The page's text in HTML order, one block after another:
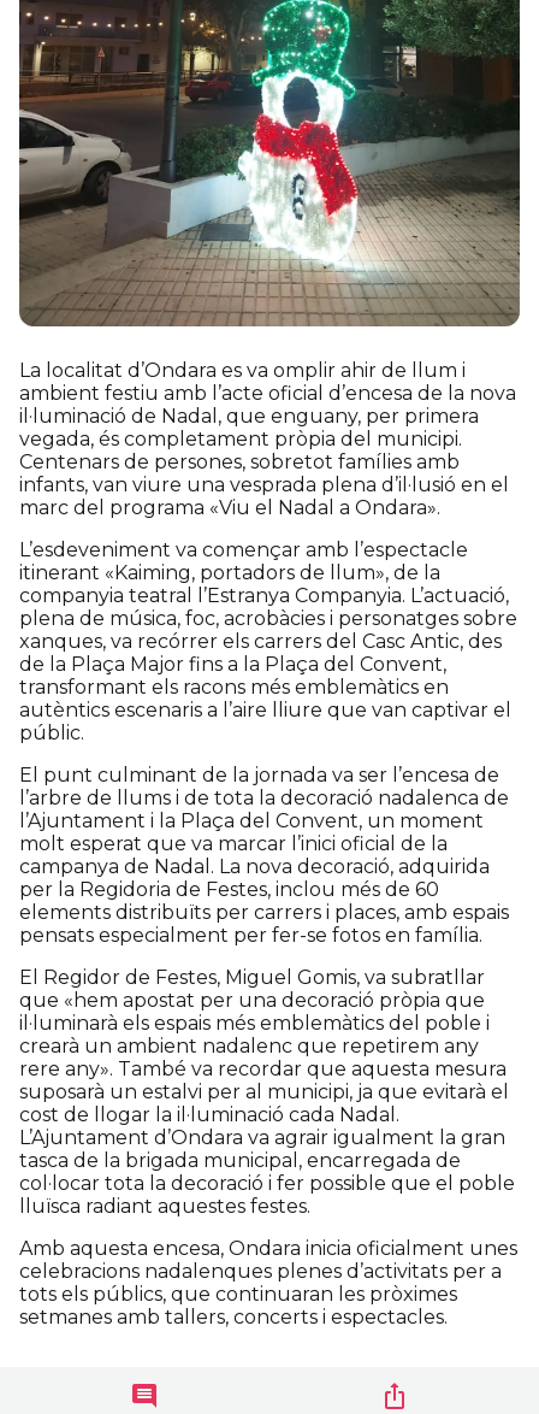
La localitat d’Ondara es va omplir ahir de llum i
ambient festiu amb l’acte oficial d’encesa de la nova
il·luminació de Nadal, que enguany, per primera
vegada, és completament pròpia del municipi.
Centenars de persones, sobretot famílies amb
infants, van viure una vesprada plena d’il·lusió en el
marc del programa «Viu el Nadal a Ondara».
L’esdeveniment va començar amb l’espectacle
itinerant «Kaiming, portadors de llum», de la
companyia teatral l’Estranya Companyia. L’actuació,
plena de música, foc, acrobàcies i personatges sobre
xanques, va recórrer els carrers del Casc Antic, des
de la Plaça Major fins a la Plaça del Convent,
transformant els racons més emblemàtics en
autèntics escenaris a l’aire lliure que van captivar el
públic.
El punt culminant de la jornada va ser l’encesa de
l’arbre de llums i de tota la decoració nadalenca de
l’Ajuntament i la Plaça del Convent, un moment
molt esperat que va marcar l’inici oficial de la
campanya de Nadal. La nova decoració, adquirida
per la Regidoria de Festes, inclou més de 60
elements distribuïts per carrers i places, amb espais
pensats especialment per fer-se fotos en família.
El Regidor de Festes, Miguel Gomis, va subratllar
que «hem apostat per una decoració pròpia que
il·luminarà els espais més emblemàtics del poble i
crearà un ambient nadalenc que repetirem any
rere any». També va recordar que aquesta mesura
suposarà un estalvi per al municipi, ja que evitarà el
cost de llogar la il·luminació cada Nadal.
L’Ajuntament d’Ondara va agrair igualment la gran
tasca de la brigada municipal, encarregada de
col·locar tota la decoració i fer possible que el poble
lluïsca radiant aquestes festes.
Amb aquesta encesa, Ondara inicia oficialment unes
celebracions nadalenques plenes d’activitats per a
tots els públics, que continuaran les pròximes
setmanes amb tallers, concerts i espectacles.